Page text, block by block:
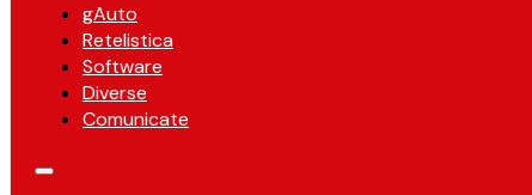
gAuto
Retelistica
Software
Diverse
Comunicate